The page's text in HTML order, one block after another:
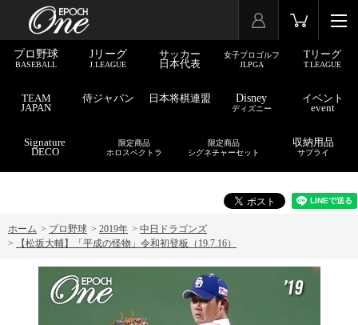
プロ野球
BASEBALL
Jリーグ
J.LEAGUE
サッカー
日本代表
女子プロゴルフ
JLPGA
Tリーグ
T.LEAGUE
TEAM
JAPAN
侍ジャパン 日本将棋連盟 Disney
ディズニー
イベント
event
Signature
DECO
限定商品
ホロスペクトラ
限定商品
シグネチャーセット
収納用品
サプライ
ホーム > プロ野球 > 2019年 > 中日ドラゴンズ
>
【松坂大輔】「平成の怪物」令和初登板（19.7.16）